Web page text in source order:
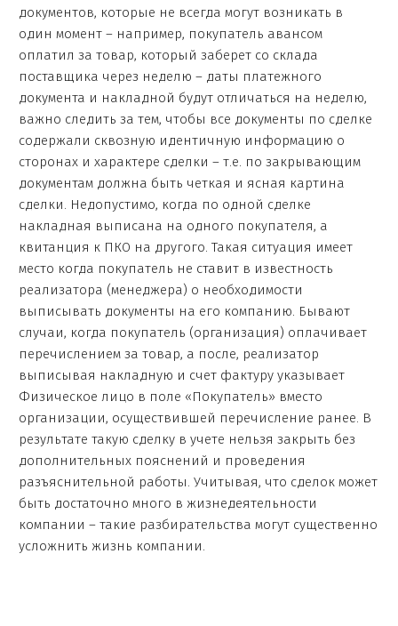
документов, которые не всегда могут возникать в
один момент – например, покупатель авансом
оплатил за товар, который заберет со склада
поставщика через неделю – даты платежного
документа и накладной будут отличаться на неделю,
важно следить за тем, чтобы все документы по сделке
содержали сквозную идентичную информацию о
сторонах и характере сделки – т.е. по закрывающим
документам должна быть четкая и ясная картина
сделки. Недопустимо, когда по одной сделке
накладная выписана на одного покупателя, а
квитанция к ПКО на другого. Такая ситуация имеет
место когда покупатель не ставит в известность
реализатора (менеджера) о необходимости
выписывать документы на его компанию. Бывают
случаи, когда покупатель (организация) оплачивает
перечислением за товар, а после, реализатор
выписывая накладную и счет фактуру указывает
Физическое лицо в поле «Покупатель» вместо
организации, осуществившей перечисление ранее. В
результате такую сделку в учете нельзя закрыть без
дополнительных пояснений и проведения
разъяснительной работы. Учитывая, что сделок может
быть достаточно много в жизнедеятельности
компании – такие разбирательства могут существенно
усложнить жизнь компании.